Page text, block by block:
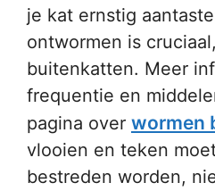
je kat ernstig
ontwormen is
buitenkatten. Meer
frequentie en
pagina over wormen
vlooien en teken
bestreden worden,